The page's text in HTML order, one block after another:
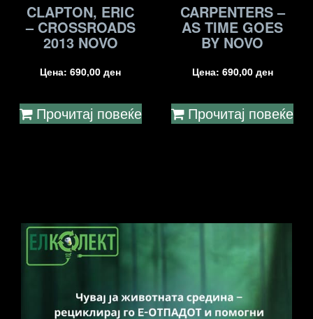
CLAPTON, ERIC
– CROSSROADS
2013 NOVO
Цена:690,00ден
Прочитај повеќе
CARPENTERS –
AS TIME GOES
BY NOVO
Цена: 690,00 ден
Прочитај повеќе